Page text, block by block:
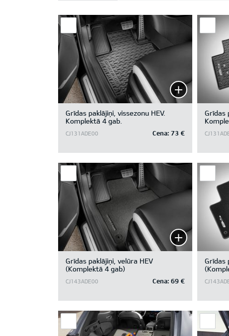
Grīdas paklājiņi, vissezonu HEV.
Komplektā 4 gab.
CJ131ADE00 Cena: 73 €
Grīdas
Grīdas paklājiņi, velūra HEV
(Komplektā 4 gab)
CJ143ADE00 Cena: 69 €
Grīdas